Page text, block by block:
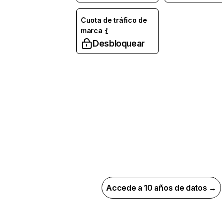
Cuota de tráfico de
marca
Desbloquear
Accede a 10 años de datos →